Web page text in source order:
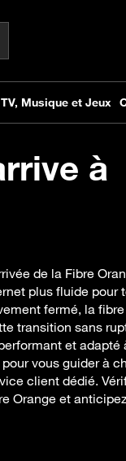
à
de la Fibre
plus fluide pour
fermé, la
transition sans
et adapté
vous guider à
client dédié.
Orange et